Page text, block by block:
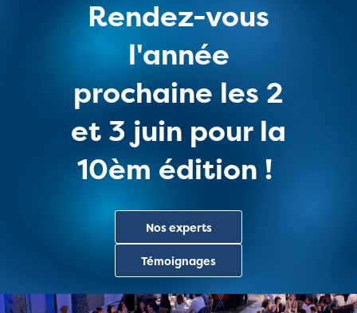
Rendez-vous
l'année
prochaine les 2
et 3 juin pour la
10èm édition !
Nos experts
Témoignages